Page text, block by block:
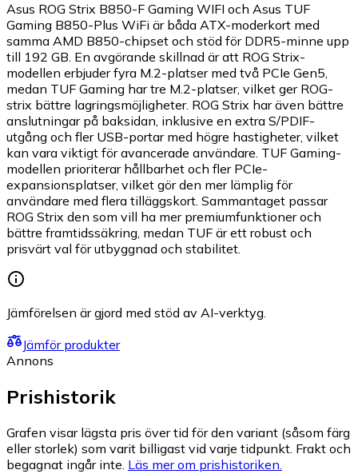
Asus ROG Strix B850-F Gaming WIFI och Asus TUF
Gaming B850-Plus WiFi är båda ATX-moderkort med
samma AMD B850-chipset och stöd för DDR5-minne upp
till 192 GB. En avgörande skillnad är att ROG Strix-
modellen erbjuder fyra M.2-platser med två PCIe Gen5,
medan TUF Gaming har tre M.2-platser, vilket ger ROG-
strix bättre lagringsmöjligheter. ROG Strix har även bättre
anslutningar på baksidan, inklusive en extra S/PDIF-
utgång och fler USB-portar med högre hastigheter, vilket
kan vara viktigt för avancerade användare. TUF Gaming-
modellen prioriterar hållbarhet och fler PCIe-
expansionsplatser, vilket gör den mer lämplig för
användare med flera tilläggskort. Sammantaget passar
ROG Strix den som vill ha mer premiumfunktioner och
bättre framtidssäkring, medan TUF är ett robust och
prisvärt val för utbyggnad och stabilitet.
Jämförelsen är gjord med stöd av AI-verktyg.
Jämför produkter
Annons
Prishistorik
Grafen visar lägsta pris över tid för den variant (såsom färg
eller storlek) som varit billigast vid varje tidpunkt. Frakt och
begagnat ingår inte. Läs mer om prishistoriken.